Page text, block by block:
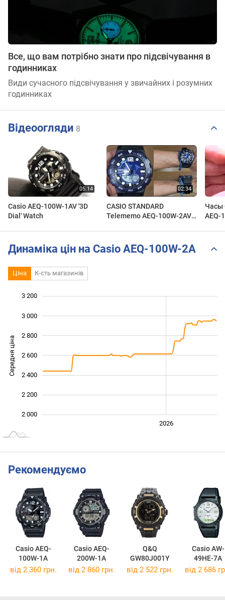
Все, що вам потрібно знати про підсвічування в
годинниках
Види сучасного підсвічування у звичайних і розумних
годинниках
Відеоогляди 8
Casio AEQ-100W-1AV '3D
Dial' Watch
CASIO STANDARD
Telememo AEQ-100W-2AV -
Часы
AEQ-
Динаміка цін на Casio AEQ-100W-2A
Ціна К-сть магазинів
Середня ціна 2 000
2 000
2 200
2 400
2 600
2 800
3 000
3 200
2026
Рекомендуємо
Casio AEQ-
100W-1A
Casio AEQ-
200W-1A
Q&Q
GW80J001Y
Casio AW-
49HE-7A
від 2 360 грн. від 2 860 грн. від 2 522 грн. від 2 686